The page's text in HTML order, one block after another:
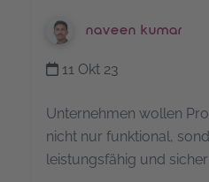
naveen kumar
11 Okt 23
Unternehmen wollen
nicht nur funktional,
leistungsfähig und sicher